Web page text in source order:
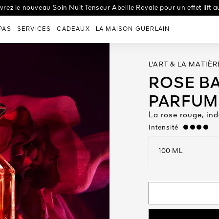
le nouveau Soin Nuit Tenseur Abeille Royale pour un effet lift
| les Météorites se réinventent dans un nouveau format
de Vivre | Choisissez votre pot, sélectionnez votre senteur,
SERVICES CADEAUX LA MAISON GUERLAIN
L'ART & LA
ROSE
PARFUM
La rose rouge,
Intensité strong
100 ML
open the dropdown